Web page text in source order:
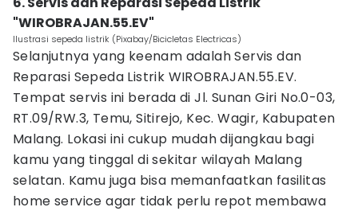
"WIROBRAJAN.55.EV"
Ilustrasi sepeda listrik (Pixabay/Bicicletas Electricas)
Selanjutnya yang keenam adalah Servis dan
Reparasi Sepeda Listrik WIROBRAJAN.55.EV.
Tempat servis ini berada di Jl. Sunan Giri No.0-03,
RT.09/RW.3, Temu, Sitirejo, Kec. Wagir, Kabupaten
Malang. Lokasi ini cukup mudah dijangkau bagi
kamu yang tinggal di sekitar wilayah Malang
selatan. Kamu juga bisa memanfaatkan fasilitas
home service agar tidak perlu repot membawa